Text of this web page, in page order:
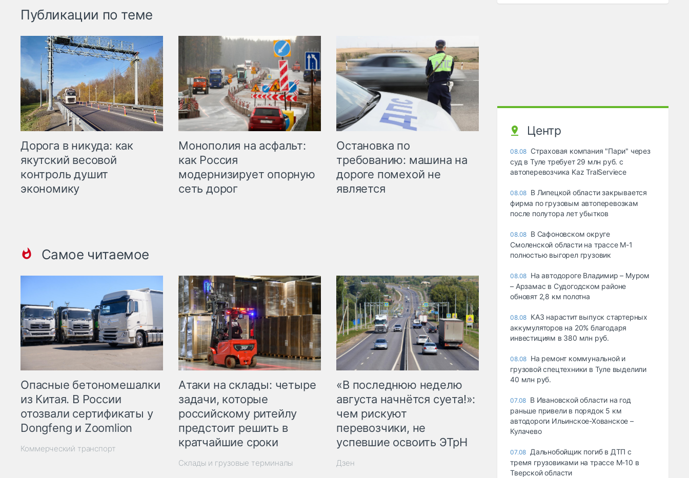
Публикации по теме
Дорога в никуда: как
якутский весовой
контроль душит
экономику
Монополия на асфальт:
как Россия
модернизирует опорную
сеть дорог
Остановка по
требованию: машина на
дороге помехой не
является
Самое читаемое
Опасные бетономешалки
из Китая. В России
отозвали сертификаты у
Dongfeng и Zoomlion
Коммерческий транспорт
Атаки на склады: четыре
задачи, которые
российскому ритейлу
предстоит решить в
кратчайшие сроки
Склады и грузовые терминалы
«В последнюю неделю
августа начнётся суета!»:
чем рискуют
перевозчики, не
успевшие освоить ЭТрН
Дзен
Центр
08.08 Страховая компания "Пари" через
суд в Туле требует 29 млн руб. с
автоперевозчика Kaz TralServiece
08.08 В Липецкой области закрывается
фирма по грузовым автоперевозкам
после полутора лет убытков
08.08 В Сафоновском округе
Смоленской области на трассе М-1
полностью выгорел грузовик
08.08 На автодороге Владимир – Муром
– Арзамас в Судогодском районе
обновят 2,8 км полотна
08.08 КАЗ нарастит выпуск стартерных
аккумуляторов на 20% благодаря
инвестициям в 380 млн руб.
08.08 На ремонт коммунальной и
грузовой спецтехники в Туле выделили
40 млн руб.
07.08 В Ивановской области на год
раньше привели в порядок 5 км
автодороги Ильинское-Хованское –
Кулачево
07.08 Дальнобойщик погиб в ДТП с
тремя грузовиками на трассе М-10 в
Тверской области